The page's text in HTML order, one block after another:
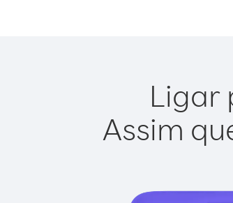
Ligar
Assim